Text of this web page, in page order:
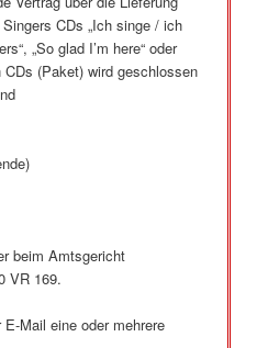
CDs „Ich singe / ich
„So glad I’m here“ oder
(Paket) wird geschlossen
beim Amtsgericht
VR 169.
Mail eine oder mehrere